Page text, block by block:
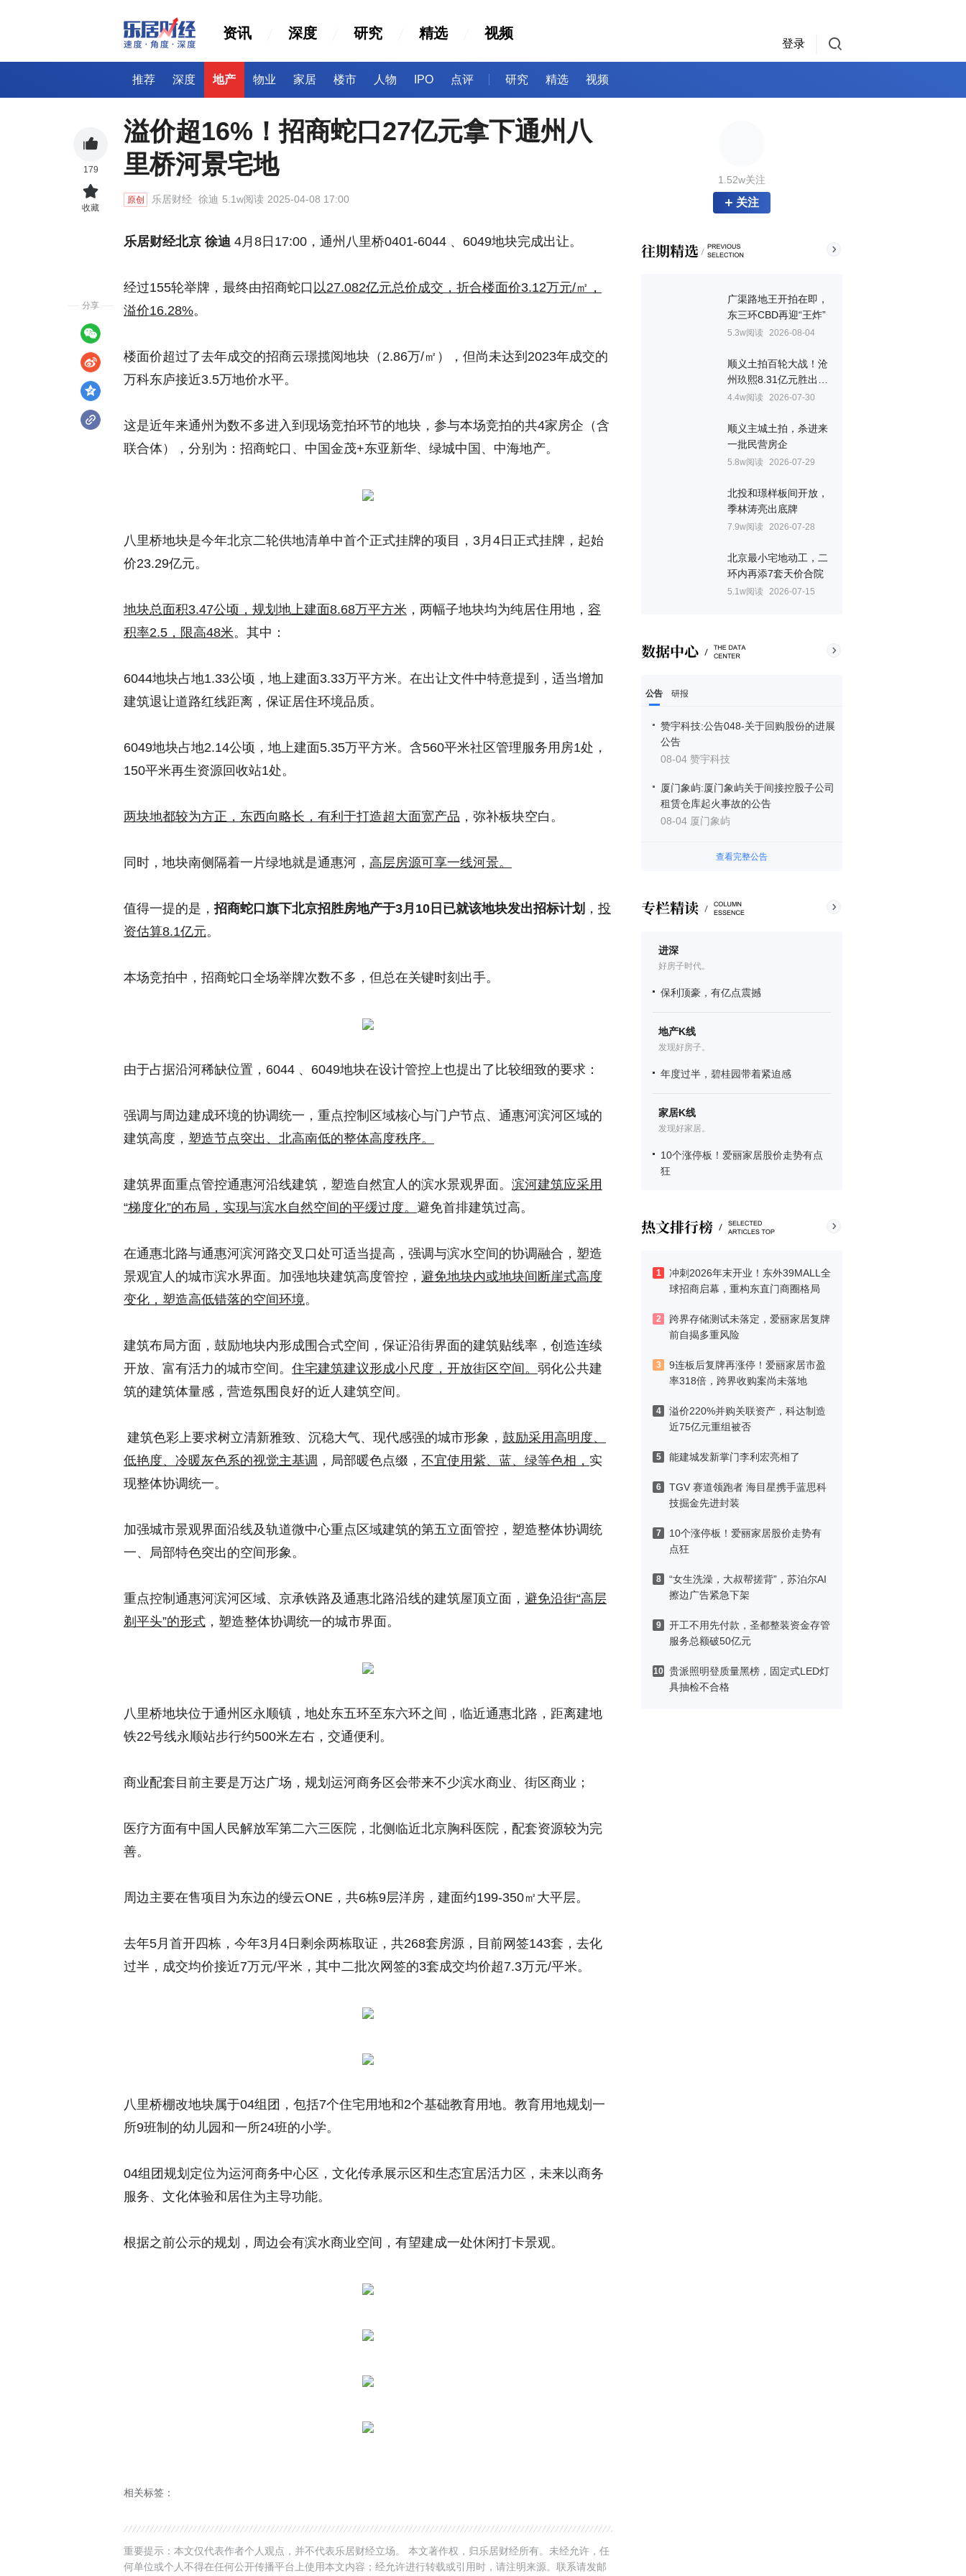
资讯 深度 研究 精选 视频
登录
推荐 深度 地产 物业 家居 楼市 人物 IPO 点评 研究 精选 视频
1.52w关注
关注
广渠路地王开拍在即，
东三环CBD再迎“王炸”
5.3w阅读 2026-08-04
顺义土拍百轮大战！沧
州玖熙8.31亿元胜出，
溢价近13%
4.4w阅读 2026-07-30
顺义主城土拍，杀进来
一批民营房企
5.8w阅读 2026-07-29
北投和璟样板间开放，
季林涛亮出底牌
7.9w阅读 2026-07-28
北京最小宅地动工，二
环内再添7套天价合院
5.1w阅读 2026-07-15
公告 研报
赞宇科技:公告048-关于回购股份的进展
公告
08-04 赞宇科技
厦门象屿:厦门象屿关于间接控股子公司
租赁仓库起火事故的公告
08-04 厦门象屿
查看完整公告
进深
好房子时代。
保利顶豪，有亿点震撼
地产K线
发现好房子。
年度过半，碧桂园带着紧迫感
家居K线
发现好家居。
10个涨停板！爱丽家居股价走势有点
狂
1
冲刺2026年末开业！东外39MALL全
球招商启幕，重构东直门商圈格局
2
跨界存储测试未落定，爱丽家居复牌
前自揭多重风险
3
9连板后复牌再涨停！爱丽家居市盈
率318倍，跨界收购案尚未落地
4
溢价220%并购关联资产，科达制造
近75亿元重组被否
5 能建城发新掌门李利宏亮相了
6
TGV 赛道领跑者 海目星携手蓝思科
技掘金先进封装
7
10个涨停板！爱丽家居股价走势有
点狂
8
“女生洗澡，大叔帮搓背”，苏泊尔AI
擦边广告紧急下架
9
开工不用先付款，圣都整装资金存管
服务总额破50亿元
10 贵派照明登质量黑榜，固定式LED灯
具抽检不合格
溢价超16%！招商蛇口27亿元拿下通州八
里桥河景宅地
原创 乐居财经 徐迪 5.1w阅读 2025-04-08 17:00
乐居财经北京 徐迪 4月8日17:00，通州八里桥0401-6044 、6049地块完成出让。
经过155轮举牌，最终由招商蛇口 以27.082亿元总价成交，折合楼面价3.12万元/㎡ ，
溢价16.28%。
楼面价超过了去年成交的招商云璟揽阅地块（2.86万/㎡），但尚未达到2023年成交的
万科东庐接近3.5万地价水平。
这是近年来通州为数不多进入到现场竞拍环节的地块，参与本场竞拍的共4家房企（含
联合体），分别为：招商蛇口、中国金茂+东亚新华、绿城中国、中海地产。
八里桥地块是今年北京二轮供地清单中首个正式挂牌的项目，3月4日正式挂牌，起始
价23.29亿元。
地块总面积3.47公顷，规划地上建面8.68万平方米 ，两幅子地块均为纯居住用地， 容
积率2.5，限高48米。其中：
6044地块占地1.33公顷，地上建面3.33万平方米。在出让文件中特意提到，适当增加
建筑退让道路红线距离，保证居住环境品质。
6049地块占地2.14公顷，地上建面5.35万平方米。含560平米社区管理服务用房1处，
150平米再生资源回收站1处。
两块地都较为方正，东西向略长，有利于打造超大面宽产品 ，弥补板块空白。
同时，地块南侧隔着一片绿地就是通惠河， 高层房源可享一线河景。
值得一提的是，招商蛇口旗下北京招胜房地产于3月10日已就该地块发出招标计划 ， 投
资估算8.1亿元。
本场竞拍中，招商蛇口全场举牌次数不多，但总在关键时刻出手。
由于占据沿河稀缺位置，6044 、6049地块在设计管控上也提出了比较细致的要求：
强调与周边建成环境的协调统一，重点控制区域核心与门户节点、通惠河滨河区域的
建筑高度， 塑造节点突出、北高南低的整体高度秩序。
建筑界面重点管控通惠河沿线建筑，塑造自然宜人的滨水景观界面。 滨河建筑应采用
“梯度化”的布局，实现与滨水自然空间的平缓过度。 避免首排建筑过高。
在通惠北路与通惠河滨河路交叉口处可适当提高，强调与滨水空间的协调融合，塑造
景观宜人的城市滨水界面。加强地块建筑高度管控， 避免地块内或地块间断崖式高度
变化，塑造高低错落的空间环境。
建筑布局方面，鼓励地块内形成围合式空间，保证沿街界面的建筑贴线率，创造连续
开放、富有活力的城市空间。 住宅建筑建议形成小尺度，开放街区空间。 弱化公共建
筑的建筑体量感，营造氛围良好的近人建筑空间。
建筑色彩上要求树立清新雅致、沉稳大气、现代感强的城市形象， 鼓励采用高明度、
低艳度、冷暖灰色系的视觉主基调 ，局部暖色点缀， 不宜使用紫、蓝、绿等色相， 实
现整体协调统一。
加强城市景观界面沿线及轨道微中心重点区域建筑的第五立面管控，塑造整体协调统
一、局部特色突出的空间形象。
重点控制通惠河滨河区域、京承铁路及通惠北路沿线的建筑屋顶立面， 避免沿街“高层
剃平头”的形式 ，塑造整体协调统一的城市界面。
八里桥地块位于通州区永顺镇，地处东五环至东六环之间，临近通惠北路，距离建地
铁22号线永顺站步行约500米左右，交通便利。
商业配套目前主要是万达广场，规划运河商务区会带来不少滨水商业、街区商业；
医疗方面有中国人民解放军第二六三医院，北侧临近北京胸科医院，配套资源较为完
善。
周边主要在售项目为东边的缦云ONE，共6栋9层洋房，建面约199-350㎡大平层。
去年5月首开四栋，今年3月4日剩余两栋取证，共268套房源， 目前网签143套，去化
过半，成交均价接近7万元/平米，其中二批次网签的3套成交均价超7.3万元/平米。
八里桥棚改地块属于04组团，包括7个住宅用地和2个基础教育用地。教育用地规划一
所9班制的幼儿园和一所24班的小学。
04组团规划定位为运河商务中心区，文化传承展示区和生态宜居活力区，未来以商务
服务、文化体验和居住为主导功能。
根据之前公示的规划，周边会有滨水商业空间，有望建成一处休闲打卡景观。
相关标签：
重要提示：本文仅代表作者个人观点，并不代表乐居财经立场。 本文著作权，归乐居财经所有。未经允许，任
何单位或个人不得在任何公开传播平台上使用本文内容；经允许进行转载或引用时，请注明来源。联系请发邮
179
收藏
分享